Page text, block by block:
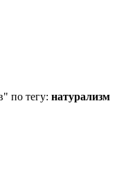
по тегу: натурализм